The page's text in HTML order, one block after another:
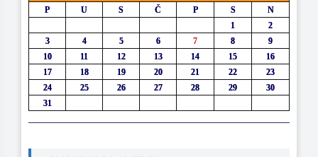
P U S Č P S
N
1
2
3
4 5 6 7 8
9
10
11 12 13 14 15
16
17
18 19 20 21 22
23
24
25 26 27 28 29
30
31